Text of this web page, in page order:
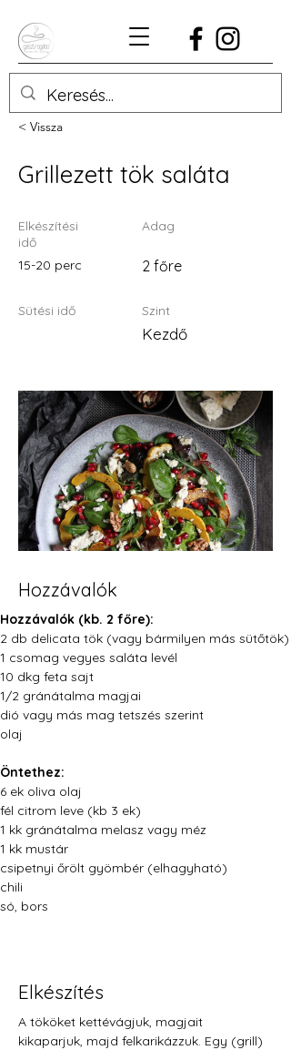
< Vissza
Grillezett tök saláta
Elkészítési
idő
15-20 perc
Sütési idő
Adag
2 főre
Szint
Kezdő
Hozzávalók
Hozzávalók (kb. 2 főre):
2 db delicata tök (vagy bármilyen más sütőtök)
1 csomag vegyes saláta levél
10 dkg feta sajt
1/2 gránátalma magjai
dió vagy más mag tetszés szerint
olaj
Öntethez:
6 ek oliva olaj
fél citrom leve (kb 3 ek)
1 kk gránátalma melasz vagy méz
1 kk mustár
csipetnyi őrölt gyömbér (elhagyható)
chili
só, bors
Elkészítés
A tököket kettévágjuk, magjait
kikaparjuk, majd felkarikázzuk. Egy (grill)